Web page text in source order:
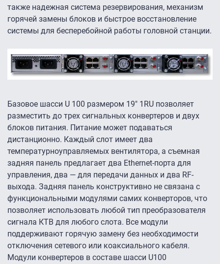
также надежная система резервирования, механизм
горячей замены блоков и быстрое восстановление
системы для бесперебойной работы головной станции.
Базовое шасси U 100 размером 19″ 1RU позволяет
разместить до трех сигнальных конвертеров и двух
блоков питания. Питание может подаваться
дистанционно. Каждый слот имеет два
температурноуправляемых вентилятора, а съемная
задняя панель предлагает два Ethernet-порта для
управления, два — для передачи данных и два RF-
выхода. Задняя панель конструктивно не связана с
функциональными модулями самих конверторов, что
позволяет использовать любой тип преобразователя
сигнала КТВ для любого слота. Все модули
поддерживают горячую замену без необходимости
отключения сетевого или коаксиального кабеля.
Модули конвертеров в составе шасси U100